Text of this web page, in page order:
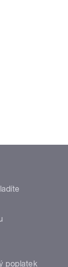
poplatek